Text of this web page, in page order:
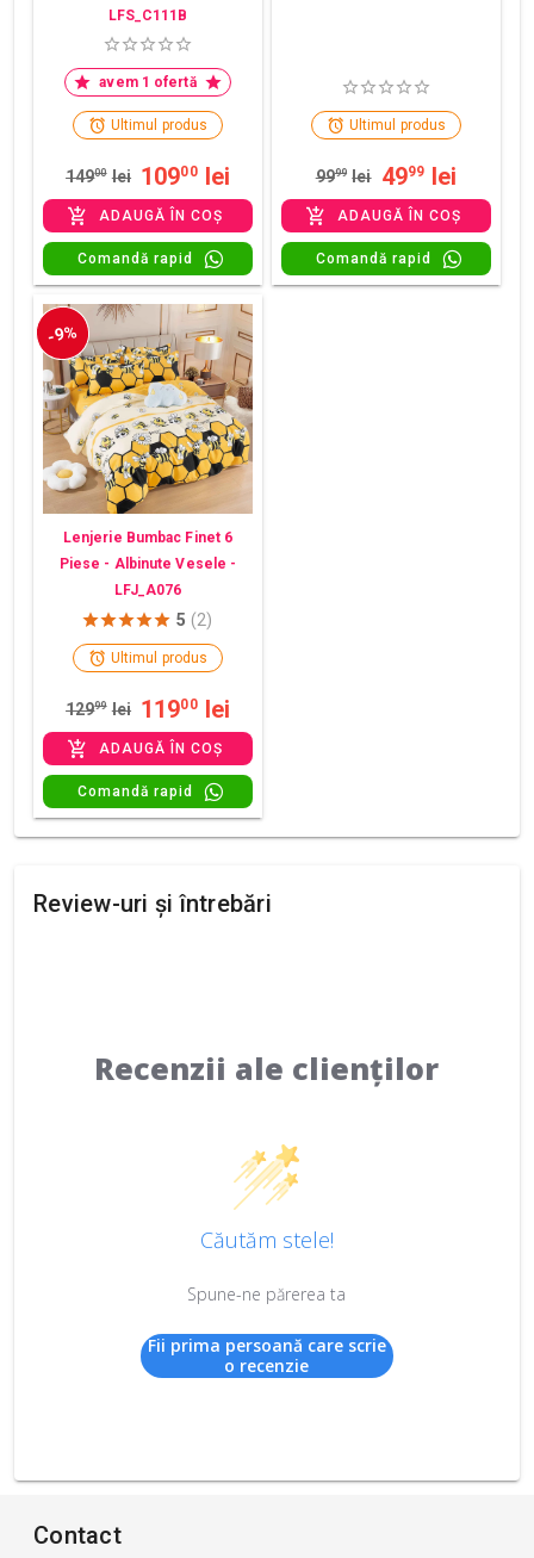
LFS_C111B
avem 1 ofertă
Ultimul produs
14900 lei 10900 lei
ADAUGĂ ÎN COȘ
Comandă rapid
Ultimul produs
9999 lei 4999 lei
ADAUGĂ ÎN COȘ
Comandă rapid
-9%
Lenjerie Bumbac Finet 6
Piese - Albinute Vesele -
LFJ_A076
5 (2)
Ultimul produs
12999 lei 11900 lei
ADAUGĂ ÎN COȘ
Comandă rapid
Review-uri și întrebări
Recenzii ale clienților
Căutăm stele!
Spune-ne părerea ta
Fii prima persoană care scrie
o recenzie
Contact